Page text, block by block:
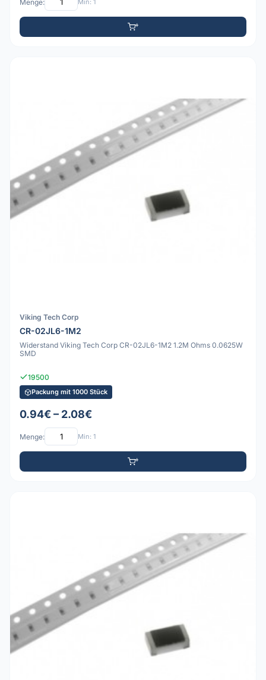
Menge: Min: 1
Viking Tech Corp
CR-02JL6-1M2
Widerstand Viking Tech Corp CR-02JL6-1M2 1.2M Ohms 0.0625W
SMD
19500
Packung mit 1000 Stück
0.94€ – 2.08€
Menge: Min: 1